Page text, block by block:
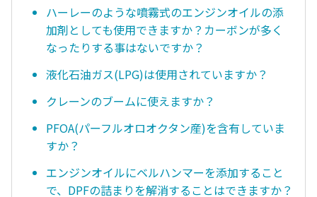
ハーレーのような噴霧式のエンジンオイルの添
加剤としても使用できますか？カーボンが多く
なったりする事はないですか？
液化石油ガス(LPG)は使用されていますか？
クレーンのブームに使えますか？
PFOA(パーフルオロオクタン産)を含有していま
すか？
エンジンオイルにベルハンマーを添加すること
で、DPFの詰まりを解消することはできますか？